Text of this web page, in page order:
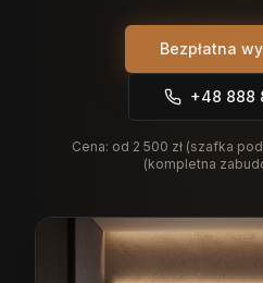
Bezpłatna
+48 888
Cena: od 2 500 zł (szafka
(kompletna